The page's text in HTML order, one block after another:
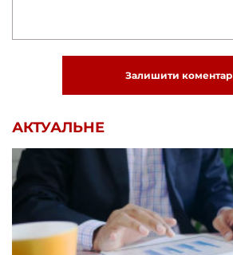
Залишити коментар
АКТУАЛЬНЕ